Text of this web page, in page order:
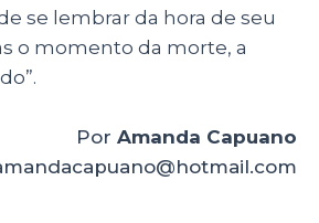
se lembrar da hora de seu
o momento da morte, a
Por Amanda Capuano